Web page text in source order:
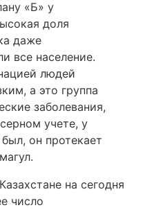
«Б» у
доля
даже
все население.
людей
а это группа
заболевания,
учете, у
он протекает
на сегодня
число